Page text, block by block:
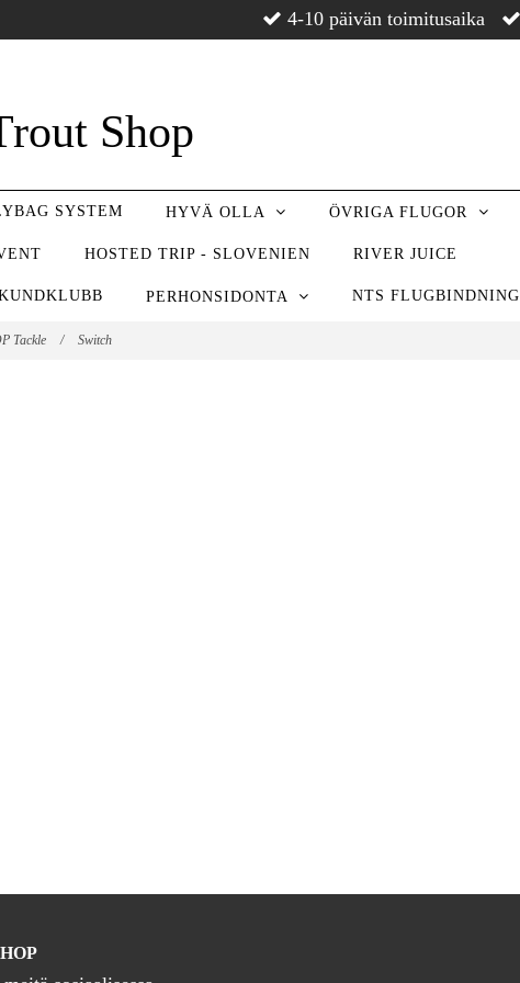
4-10 päivän toimitusaika
Shop
SYSTEM HYVÄ OLLA ÖVRIGA FLUGOR
HOSTED TRIP - SLOVENIEN RIVER JUICE
PERHONSIDONTA NTS FLUGBINDNING
Tackle / Switch